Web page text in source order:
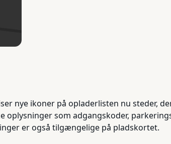
nye ikoner på opladerlisten nu steder,
oplysninger som adgangskoder,
er også tilgængelige på pladskortet.